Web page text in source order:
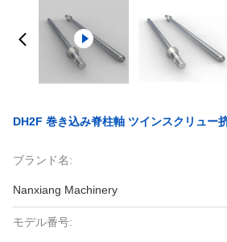
DH2F 巻き込み脊柱軸 ツインスクリュー
ブランド名:
Nanxiang Machinery
モデル番号: